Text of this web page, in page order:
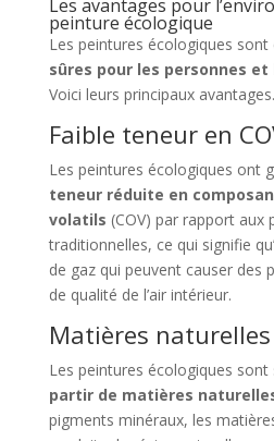
Les avantages pour
peinture écologique
Les peintures écologiques
sûres pour les personnes et
Voici leurs principaux avantages.
Faible teneur en
Les peintures écologiques ont
teneur réduite en
volatils (COV) par rapport aux
traditionnelles, ce qui signifie
de gaz qui peuvent causer des
de qualité de l’air intérieur.
Matières naturelles
Les peintures écologiques sont
partir de matières
pigments minéraux, les